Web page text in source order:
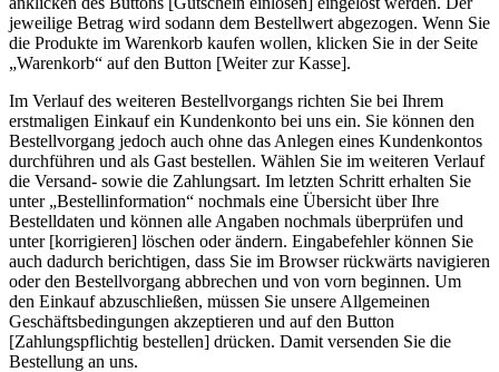
jeweilige Betrag wird sodann dem Bestellwert abgezogen. Wenn Sie
die Produkte im Warenkorb kaufen wollen, klicken Sie in der Seite
„Warenkorb“ auf den Button [Weiter zur Kasse].
Im Verlauf des weiteren Bestellvorgangs richten Sie bei Ihrem
erstmaligen Einkauf ein Kundenkonto bei uns ein. Sie können den
Bestellvorgang jedoch auch ohne das Anlegen eines Kundenkontos
durchführen und als Gast bestellen. Wählen Sie im weiteren Verlauf
die Versand- sowie die Zahlungsart. Im letzten Schritt erhalten Sie
unter „Bestellinformation“ nochmals eine Übersicht über Ihre
Bestelldaten und können alle Angaben nochmals überprüfen und
unter [korrigieren] löschen oder ändern. Eingabefehler können Sie
auch dadurch berichtigen, dass Sie im Browser rückwärts navigieren
oder den Bestellvorgang abbrechen und von vorn beginnen. Um
den Einkauf abzuschließen, müssen Sie unsere Allgemeinen
Geschäftsbedingungen akzeptieren und auf den Button
[Zahlungspflichtig bestellen] drücken. Damit versenden Sie die
Bestellung an uns.